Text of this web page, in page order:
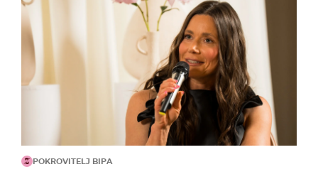
POKROVITELJ BIPA